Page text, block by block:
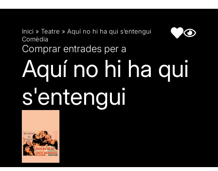
Inici » Teatre » Aquí no hi ha qui s’entengui
Comèdia
Comprar entrades per a
Aquí no hi ha qui
s'entengui